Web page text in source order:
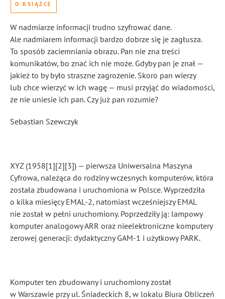
O KSIĄŻCE
W nadmiarze informacji trudno szyfrować dane.
Ale nadmiarem informacji bardzo dobrze się je zagłusza.
To sposób zaciemniania obrazu. Pan nie zna treści
komunikatów, bo znać ich nie może. Gdyby pan je znał —
jakież to by było straszne zagrożenie. Skoro pan wierzy
lub chce wierzyć w ich wagę — musi przyjąć do wiadomości,
że nie uniesie ich pan. Czy już pan rozumie?
Sebastian Szewczyk
XYZ (1958[1][2][3]) — pierwsza Uniwersalna Maszyna
Cyfrowa, należąca do rodziny wczesnych komputerów, która
została zbudowana i uruchomiona w Polsce. Wyprzedziła
o kilka miesięcy EMAL-2, natomiast wcześniejszy EMAL
nie został w pełni uruchomiony. Poprzedziły ją: lampowy
komputer analogowy ARR oraz nieelektroniczne komputery
zerowej generacji: dydaktyczny GAM-1 i użytkowy PARK.
Komputer ten zbudowany i uruchomiony został
w Warszawie przy ul. Śniadeckich 8, w lokalu Biura Obliczeń